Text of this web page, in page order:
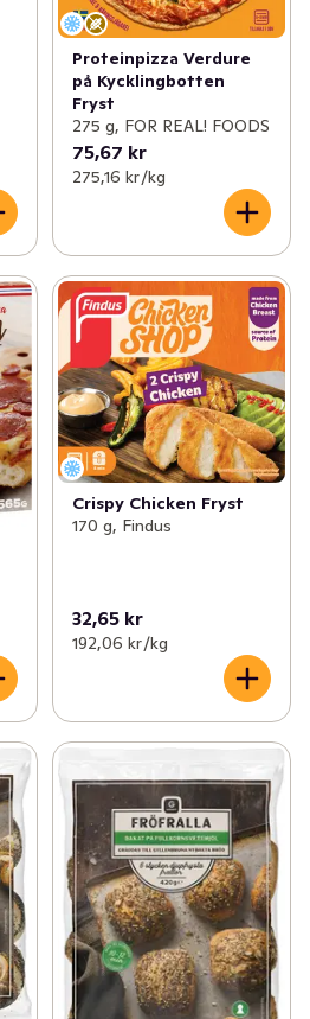
(11)
röror (23)
och vitamindrycker (39)
hälsa (6)
(40)
(41)
Proteinpizza Verdure
på Kycklingbotten
Fryst
275 g, FOR REAL! FOODS
75,67 kr
275,16 kr /kg
Crispy Chicken Fryst
170 g, Findus
32,65 kr
192,06 kr /kg